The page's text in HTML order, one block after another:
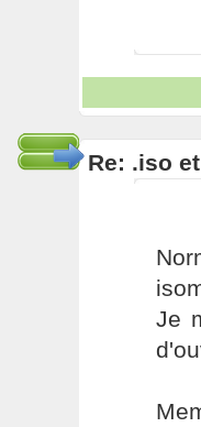
Re: .iso
Je